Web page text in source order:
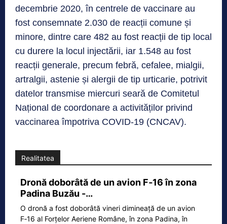
decembrie 2020, în centrele de vaccinare au
fost consemnate 2.030 de reacții comune și
minore, dintre care 482 au fost reacții de tip local
cu durere la locul injectării, iar 1.548 au fost
reacții generale, precum febră, cefalee, mialgii,
artralgii, astenie și alergii de tip urticarie, potrivit
datelor transmise miercuri seară de Comitetul
Național de coordonare a activităților privind
vaccinarea împotriva COVID-19 (CNCAV).
Realitatea
Dronă doborâtă de un avion F‑16 în zona
Padina Buzău -…
O dronă a fost doborâtă vineri dimineață de un avion
F‑16 al Forțelor Aeriene Române, în zona Padina, în